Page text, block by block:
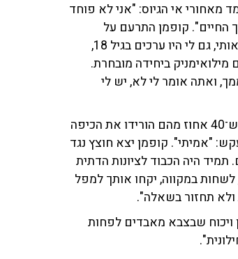
מאחורי אי הגיוס: "אני לא פוחד
החיים". קופמן התרעם על
הדברים והגיב בחריפות: "מה אתה מבלבל לי את החיים? ערכים לא מעניין אותי, גם לי היו ערכים בגיל 18,
אני רוצה לשאול אותך - נפל לפני 3 ימים לוחם מילואימניק ביחידה מובחרת.
ואתה אומר לי לא, יש לי
בתגובה לכך, הטיל המאזין פצצה לאולפן וטען: "המגזר הדתי לאומי מודים ש־40 אחוז מהם הורידו את הכיפה
"אמיתי". קופמן יצא חוצץ נגד
היה הכבוד לציונות הדתית
במקווה, יקחו אותך למפל
תחזור בשאלה".
ויכוח שבצבא מאבדים לפחות